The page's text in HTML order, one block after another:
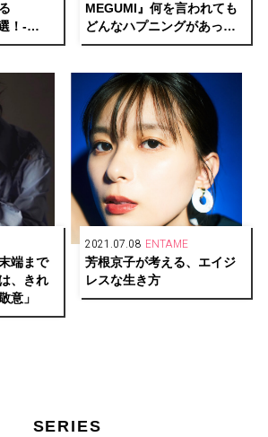
！-
MEGUMI』何を言われても
どんなハプニングがあって
もそれに向かう、ある意味
端まで
、きれ
意」
2021.07.08 ENTAME
芳根京子が考える、エイジ
レスな生き方
SERIES